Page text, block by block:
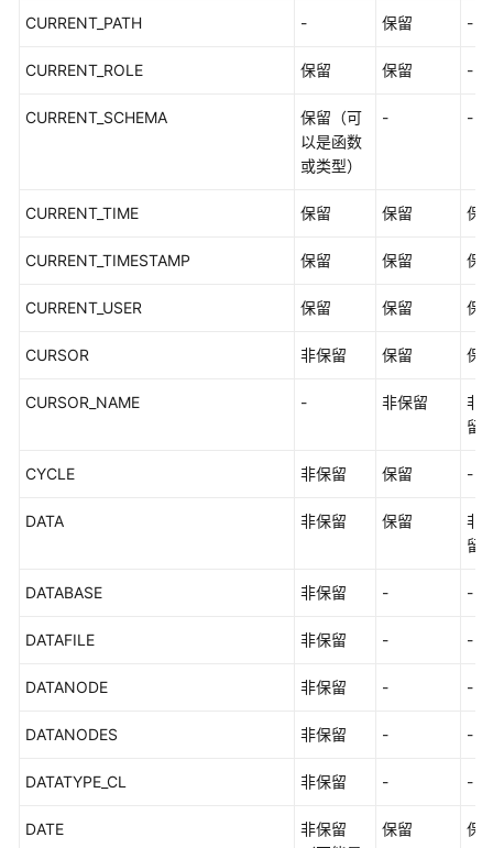
CURRENT_PATH - 保留 -
CURRENT_ROLE 保留 保留 -
CURRENT_SCHEMA
保留（可
以是函数
或类型）
- -
CURRENT_TIME 保留 保留 保
CURRENT_TIMESTAMP 保留 保留 保
CURRENT_USER 保留 保留 保
CURSOR 非保留 保留 保
CURSOR_NAME - 非保留
非
留
CYCLE 非保留 保留 -
DATA 非保留 保留
非
留
DATABASE 非保留 - -
DATAFILE 非保留 - -
DATANODE 非保留 - -
DATANODES 非保留 - -
DATATYPE_CL 非保留 - -
DATE
非保留
保留 保